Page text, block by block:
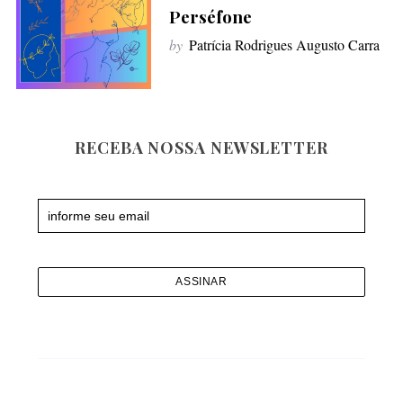
f
o
r
:
Perséfone
by Patrícia Rodrigues Augusto Carra
RECEBA NOSSA NEWSLETTER